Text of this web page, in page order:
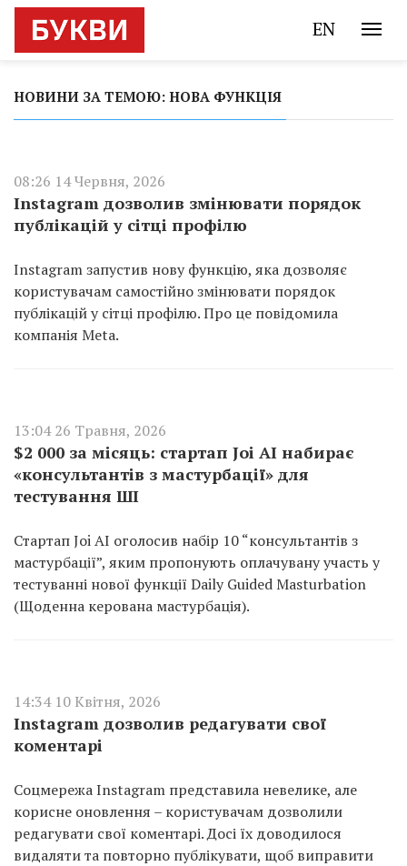
EN
НОВИНИ ЗА ТЕМОЮ: НОВА ФУНКЦІЯ
08:26 14 Червня, 2026
Instagram дозволив змінювати порядок
публікацій у сітці профілю
Instagram запустив нову функцію, яка дозволяє
користувачам самостійно змінювати порядок
публікацій у сітці профілю. Про це повідомила
компанія Meta.
13:04 26 Травня, 2026
$2 000 за місяць: стартап Joi AI набирає
«консультантів з мастурбації» для
тестування ШІ
Стартап Joi AI оголосив набір 10 “консультантів з
мастурбації”, яким пропонують оплачувану участь у
тестуванні нової функції Daily Guided Masturbation
(Щоденна керована мастурбація).
14:34 10 Квітня, 2026
Instagram дозволив редагувати свої
коментарі
Соцмережа Instagram представила невелике, але
корисне оновлення – користувачам дозволили
редагувати свої коментарі. Досі їх доводилося
видаляти та повторно публікувати, щоб виправити